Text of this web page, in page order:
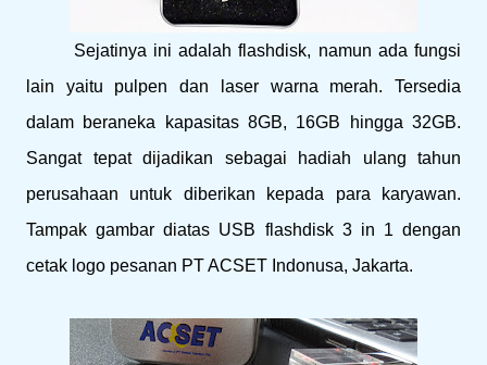
Sejatinya ini adalah flashdisk, namun ada fungsi
lain yaitu pulpen dan laser warna merah. Tersedia
dalam beraneka kapasitas 8GB, 16GB hingga 32GB.
Sangat tepat dijadikan sebagai hadiah ulang tahun
perusahaan untuk diberikan kepada para karyawan.
Tampak gambar diatas USB flashdisk 3 in 1 dengan
cetak logo pesanan PT ACSET Indonusa, Jakarta.